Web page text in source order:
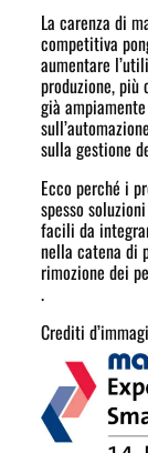
La carenza di
competitiva
aumentare
produzione, più
già
sulla gestione
Ecco perché i
spesso
facili da
nella catena di
rimozione dei
.
Crediti